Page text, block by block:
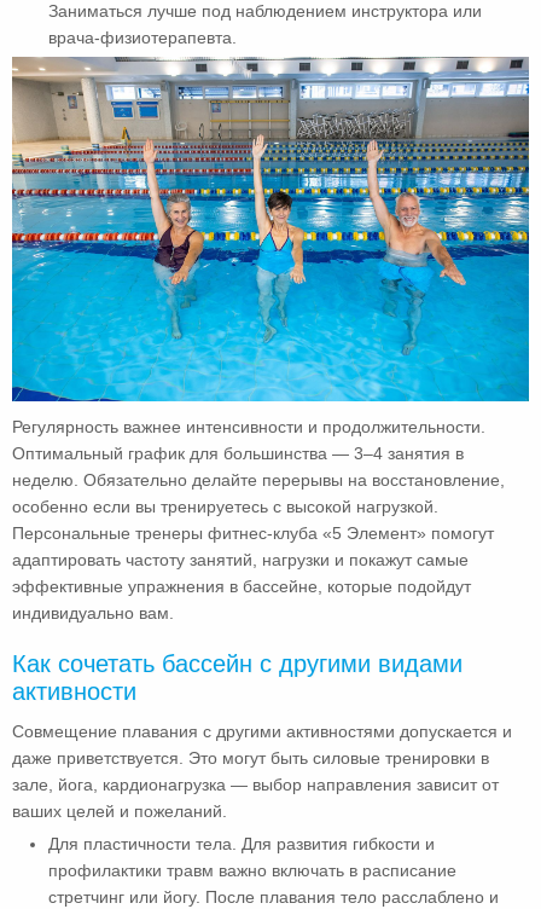
Заниматься лучше под наблюдением инструктора или
врача-физиотерапевта.
Регулярность важнее интенсивности и продолжительности.
Оптимальный график для большинства — 3–4 занятия в
неделю. Обязательно делайте перерывы на восстановление,
особенно если вы тренируетесь с высокой нагрузкой.
Персональные тренеры фитнес-клуба «5 Элемент» помогут
адаптировать частоту занятий, нагрузки и покажут самые
эффективные упражнения в бассейне, которые подойдут
индивидуально вам.
Как сочетать бассейн с другими видами
активности
Совмещение плавания с другими активностями допускается и
даже приветствуется. Это могут быть силовые тренировки в
зале, йога, кардионагрузка — выбор направления зависит от
ваших целей и пожеланий.
Для пластичности тела. Для развития гибкости и
профилактики травм важно включать в расписание
стретчинг или йогу. После плавания тело расслаблено и